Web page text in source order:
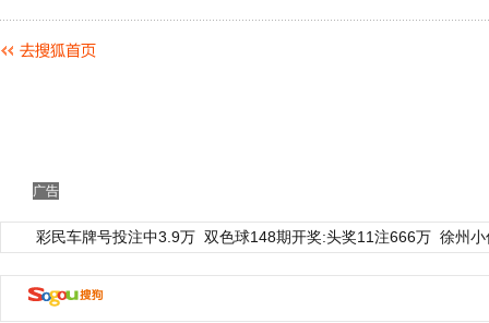
广告
彩民车牌号投注中3.9万 双色球148期开奖:头奖11注666万 徐州